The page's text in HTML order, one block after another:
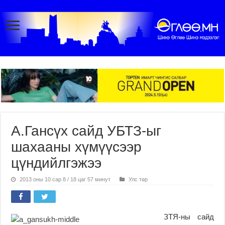
А.Гансүх сайд УБТЗ-ыг
шахааны хүмүүсээр
цүндийлгэжээ
2013 оны 10 сар 8 / 18 цаг 57 минут Улс төр
ЗТЯ-ны сайд